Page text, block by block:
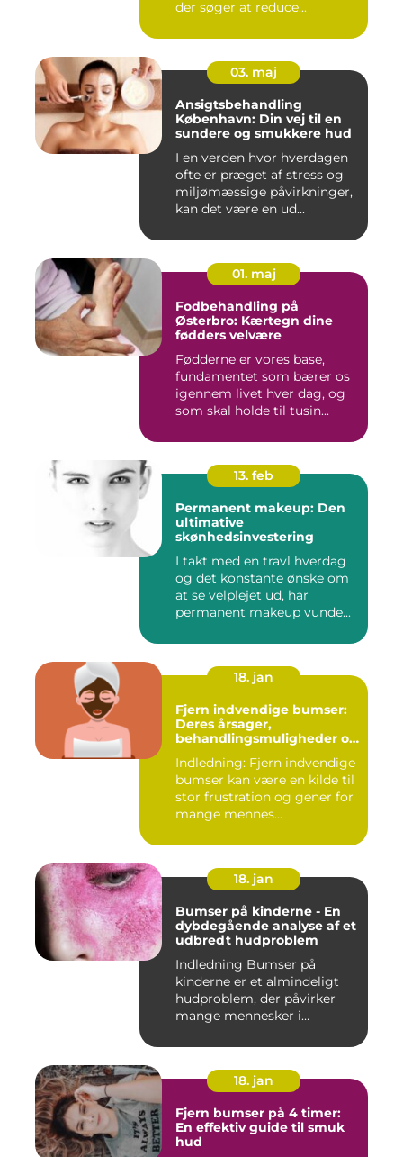
der søger at reduce...
03. maj
Ansigtsbehandling
København: Din vej til en
sundere og smukkere hud
I en verden hvor hverdagen
ofte er præget af stress og
miljømæssige påvirkninger,
kan det være en ud...
01. maj
Fodbehandling på
Østerbro: Kærtegn dine
fødders velvære
Fødderne er vores base,
fundamentet som bærer os
igennem livet hver dag, og
som skal holde til tusin...
13. feb
Permanent makeup: Den
ultimative
skønhedsinvestering
I takt med en travl hverdag
og det konstante ønske om
at se velplejet ud, har
permanent makeup vunde...
18. jan
Fjern indvendige bumser:
Deres årsager,
behandlingsmuligheder og
Indledning: Fjern indvendige
bumser kan være en kilde til
stor frustration og gener for
mange mennes...
18. jan
Bumser på kinderne - En
dybdegående analyse af et
udbredt hudproblem
Indledning Bumser på
kinderne er et almindeligt
hudproblem, der påvirker
mange mennesker i
18. jan
Fjern bumser på 4 timer:
En effektiv guide til smuk
hud